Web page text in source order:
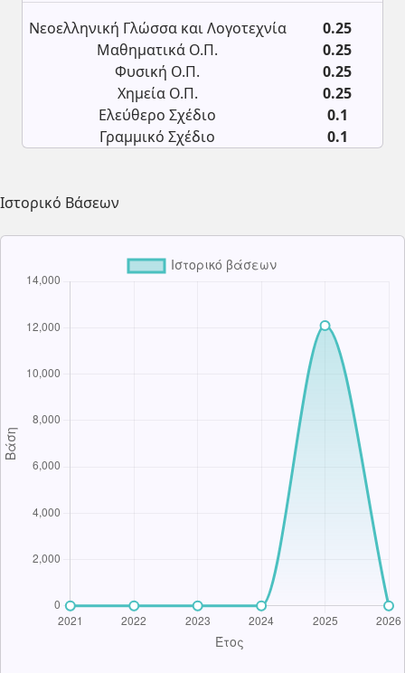
Νεοελληνική Γλώσσα και Λογοτεχνία
0.25
Μαθηματικά Ο.Π.
0.25
Φυσική Ο.Π.
0.25
Χημεία Ο.Π.
0.25
Ελεύθερο Σχέδιο
0.1
Γραμμικό Σχέδιο
0.1
Ιστορικό Βάσεων